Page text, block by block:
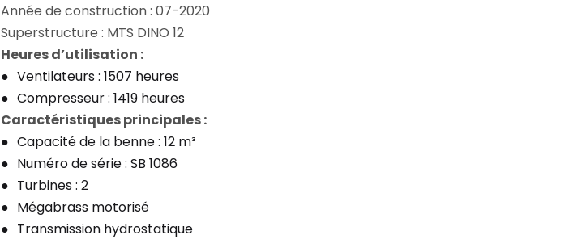
Année de construction : 07-2020
Superstructure : MTS DINO 12
Heures d’utilisation :
Ventilateurs : 1507 heures
Compresseur : 1419 heures
Caractéristiques principales :
Capacité de la benne : 12 m³
Numéro de série : SB 1086
Turbines : 2
Mégabrass motorisé
Transmission hydrostatique